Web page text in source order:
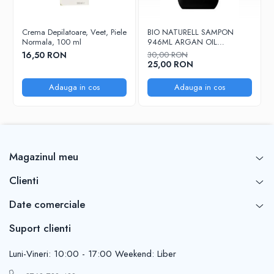
acest parfum oferă o experiență olfactivă sofisticată și captivantă,
Regnant este mai mult decât un parfum – este o declarație de
putere și rafinament masculin. Fiecare pulverizare îți oferă
încrederea și prospețimea de care ai nevoie pentru a străluci în
orice context. Este parfumul perfect pentru bărbații care iubesc
luxul modern și senzualitatea subtilă.
Crema Depilatoare, Veet, Piele
Normala, 100 ml
16,50 RON
Adauga in cos
BIO NATURELL SAMPON
946ML ARGAN OIL
&COLLAGEN
30,00 RON
25,00 RON
Adauga in cos
Magazinul meu
Clienti
Date comerciale
Suport clienti
Luni-Vineri: 10:00 - 17:00 Weekend: Liber